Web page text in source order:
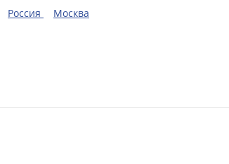
и музыкальным композициям, доступным по
Россия Москва